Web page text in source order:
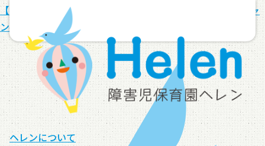
ヘレンについて
【看護師・保育士向け】「夏の1Day・医ケア児保育体験キャ
ンペーン」実施中！